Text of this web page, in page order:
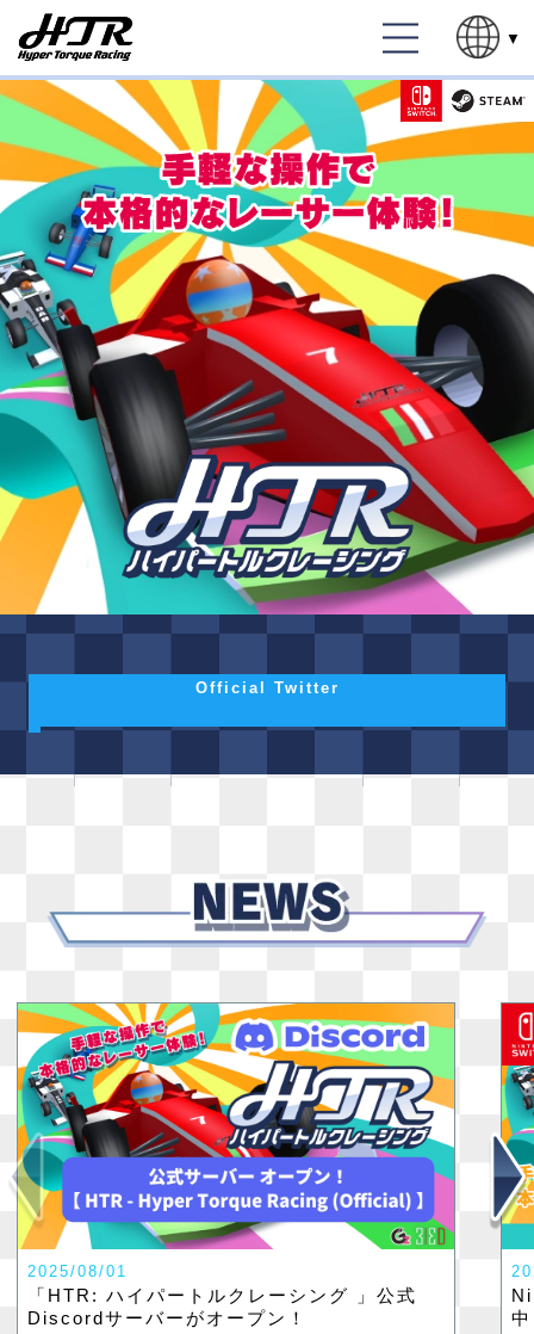
Official Twitter
2025/08/01
「HTR: ハイパートルクレーシング 」公式
Discordサーバーがオープン！